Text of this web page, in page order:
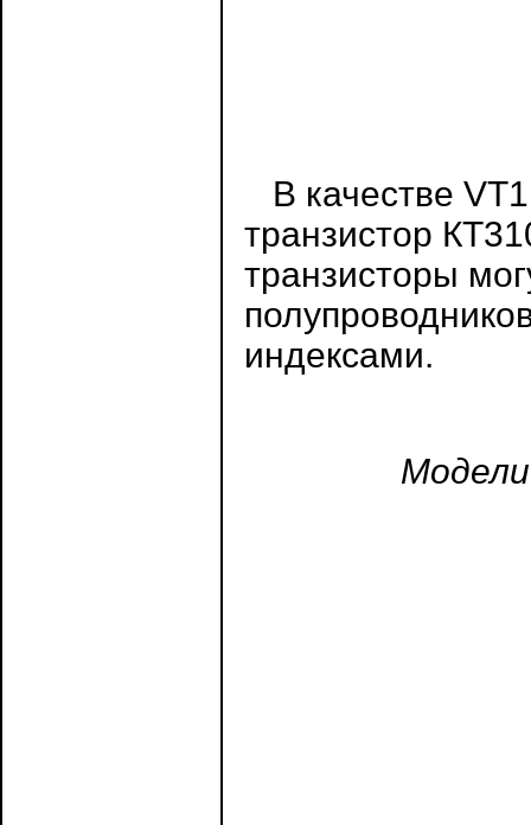
В качестве
транзистор
транзисторы
индексами.